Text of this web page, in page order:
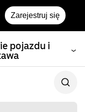
Zarejestruj się
pojazdu i